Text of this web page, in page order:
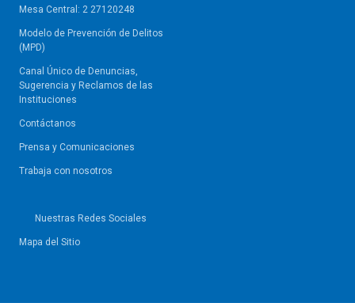
Mesa Central: 2 27120248
Modelo de Prevención de Delitos
(MPD)
Canal Único de Denuncias,
Sugerencia y Reclamos de las
Instituciones
Contáctanos
Prensa y Comunicaciones
Trabaja con nosotros
Nuestras Redes Sociales
Mapa del Sitio